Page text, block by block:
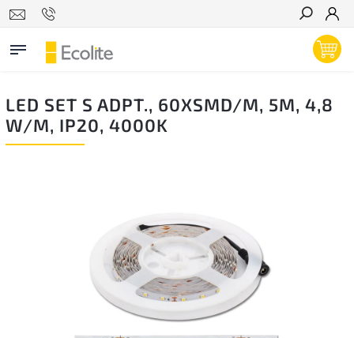
Hľadať
LED SET S ADPT., 60XSMD/M, 5M, 4,8
W/M, IP20, 4000K